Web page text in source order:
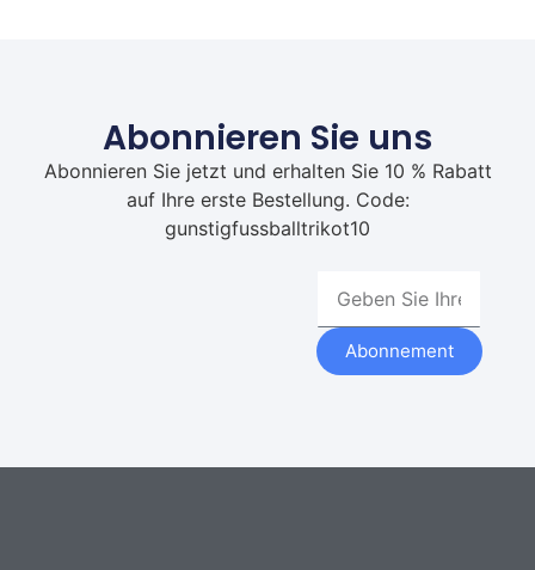
Abonnieren Sie uns
Abonnieren Sie jetzt und erhalten Sie 10 % Rabatt
auf Ihre erste Bestellung. Code:
gunstigfussballtrikot10
Abonnement